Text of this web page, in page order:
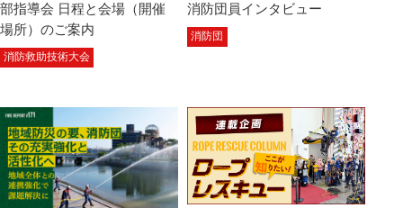
部指導会 日程と会場（開催
場所）のご案内
消防救助技術大会
消防団員インタビュー
消防団